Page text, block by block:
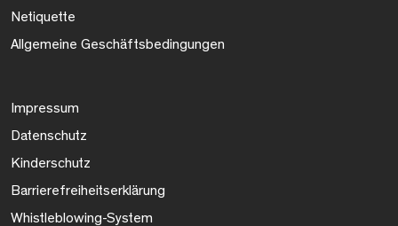
Netiquette
Allgemeine Geschäftsbedingungen
Impressum
Datenschutz
Kinderschutz
Barrierefreiheitserklärung
Whistleblowing-System